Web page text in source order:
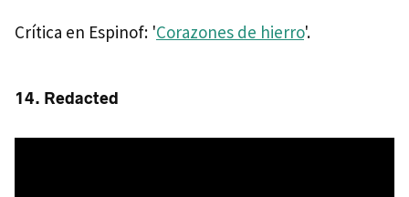
Crítica en Espinof: 'Corazones de hierro'.
14. Redacted